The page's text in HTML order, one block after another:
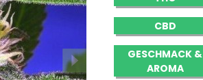
CBD
GESCHMACK &
AROMA